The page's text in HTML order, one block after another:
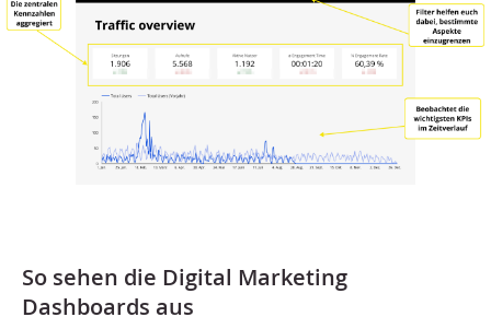
So sehen die Digital Marketing
Dashboards aus